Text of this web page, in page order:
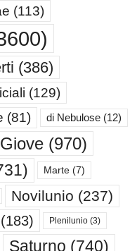
(113)
(386)
(129)
(81) di Nebulose (12)
Giove (970)
Marte (7)
Novilunio (237)
(183) Plenilunio (3)
Saturno (740)